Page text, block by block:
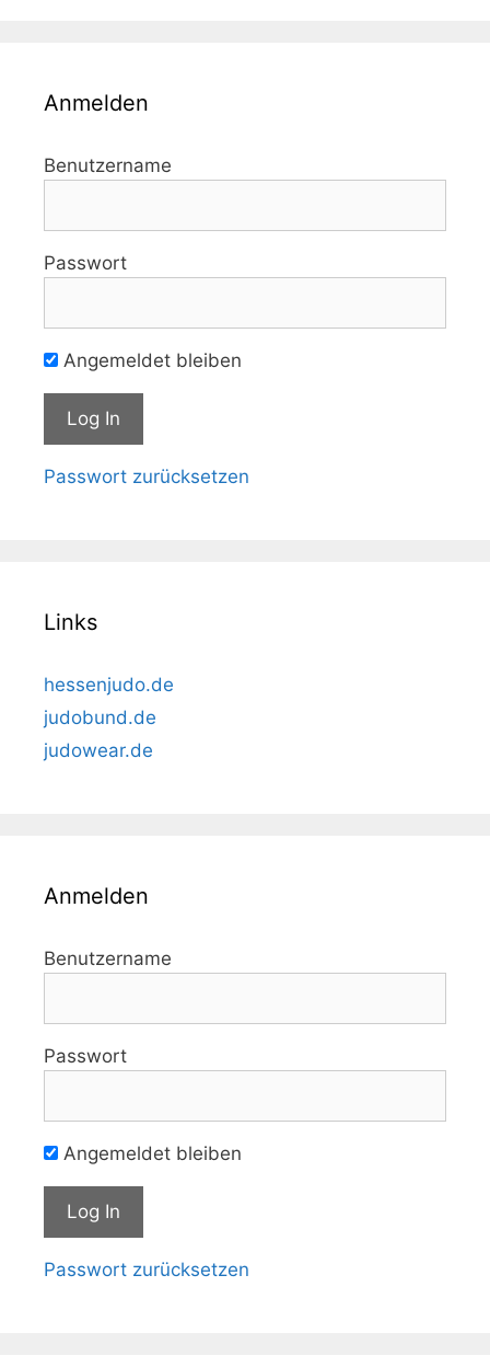
Anmelden
Benutzername
Passwort
Angemeldet bleiben
Passwort zurücksetzen
Links
hessenjudo.de
judobund.de
judowear.de
Anmelden
Benutzername
Passwort
Angemeldet bleiben
Passwort zurücksetzen